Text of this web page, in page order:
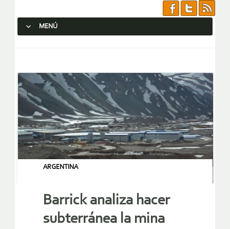
MENÚ
ARGENTINA
Barrick analiza hacer
subterránea la mina